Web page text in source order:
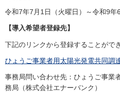
令和7年7月1日（火曜日）～令和9年
【導入希望者登録先】
下記のリンクから登録することがで
ひょうご事業者用太陽光発電共同調
事務局問い合わせ先：ひょうご事業
務局（株式会社エナーバンク）